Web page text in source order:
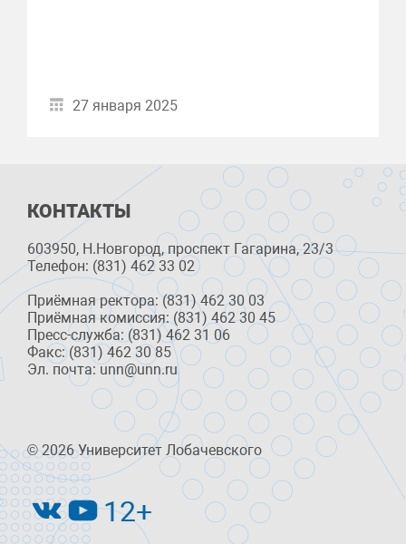
27 января 2025
КОНТАКТЫ
603950, Н.Новгород, проспект Гагарина, 23/3
Телефон: (831) 462 33 02
Приёмная ректора: (831) 462 30 03
Приёмная комиссия: (831) 462 30 45
Пресс-служба: (831) 462 31 06
Факс: (831) 462 30 85
Эл. почта: unn@unn.ru
© 2026 Университет Лобачевского
12+